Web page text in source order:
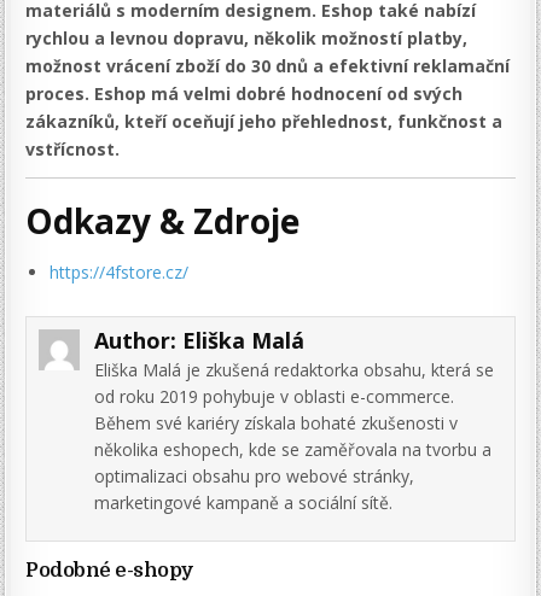
materiálů s moderním designem. Eshop také nabízí
rychlou a levnou dopravu, několik možností platby,
možnost vrácení zboží do 30 dnů a efektivní reklamační
proces. Eshop má velmi dobré hodnocení od svých
zákazníků, kteří oceňují jeho přehlednost, funkčnost a
vstřícnost.
Odkazy & Zdroje
https://4fstore.cz/
Author: Eliška Malá
Eliška Malá je zkušená redaktorka obsahu, která se
od roku 2019 pohybuje v oblasti e-commerce.
Během své kariéry získala bohaté zkušenosti v
několika eshopech, kde se zaměřovala na tvorbu a
optimalizaci obsahu pro webové stránky,
marketingové kampaně a sociální sítě.
Podobné e-shopy